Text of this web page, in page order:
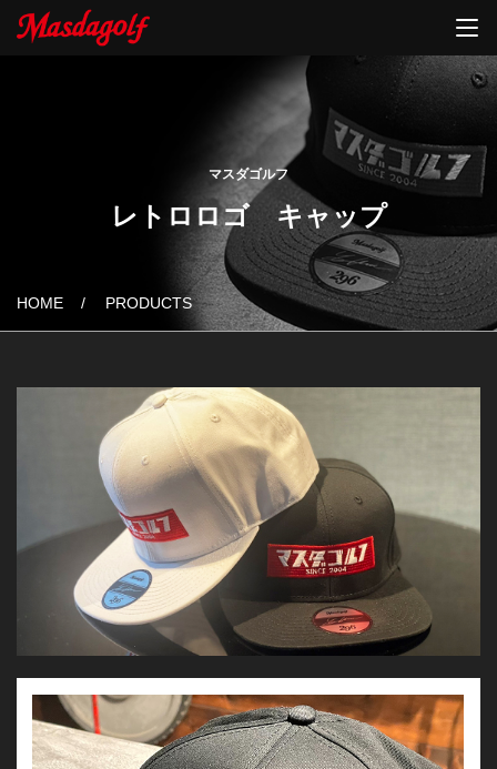
マスダゴルフ
レトロロゴ キャップ
HOME PRODUCTS